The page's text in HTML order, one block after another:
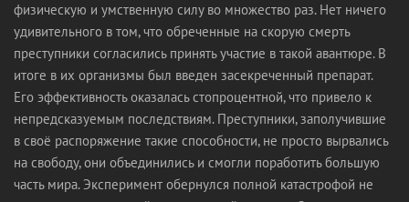
физическую и умственную силу во множество раз. Нет ничего
удивительного в том, что обреченные на скорую смерть
преступники согласились принять участие в такой авантюре. В
итоге в их организмы был введен засекреченный препарат.
Его эффективность оказалась стопроцентной, что привело к
непредсказуемым последствиям. Преступники, заполучившие
в своё распоряжение такие способности, не просто вырвались
на свободу, они объединились и смогли поработить большую
часть мира. Эксперимент обернулся полной катастрофой не